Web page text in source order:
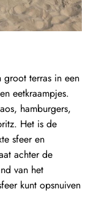
terras in een
eetkraampjes.
hamburgers,
Het is de
sfeer en
achter de
van het
kunt opsnuiven